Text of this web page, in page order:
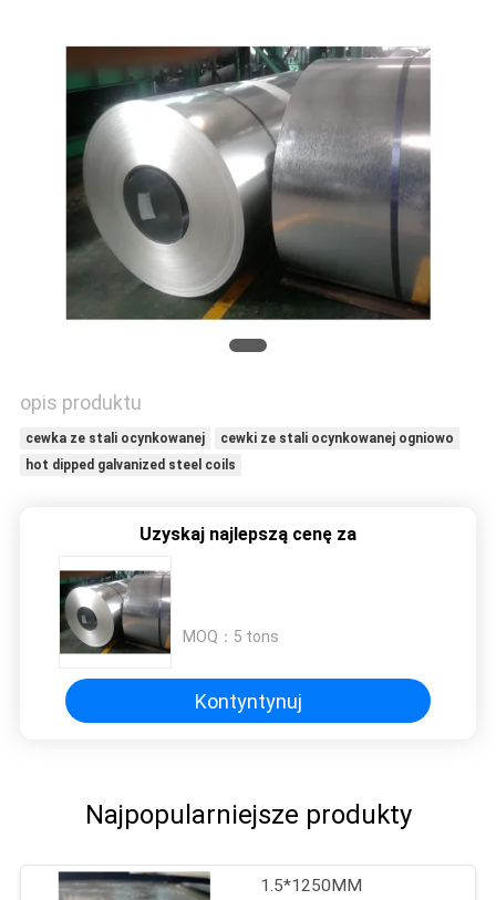
PRZYPADKI
COMPANY
SITEMAP
PRIVACY
opis produktu
cewka ze stali ocynkowanej
cewki ze stali ocynkowanej ogniowo
hot dipped galvanized steel coils
Uzyskaj najlepszą cenę za
MOQ： 5 tons
Kontyntynuj
Najpopularniejsze produkty
1.5*1250MM